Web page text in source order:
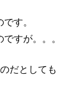
す。
すが。。。
だとしても